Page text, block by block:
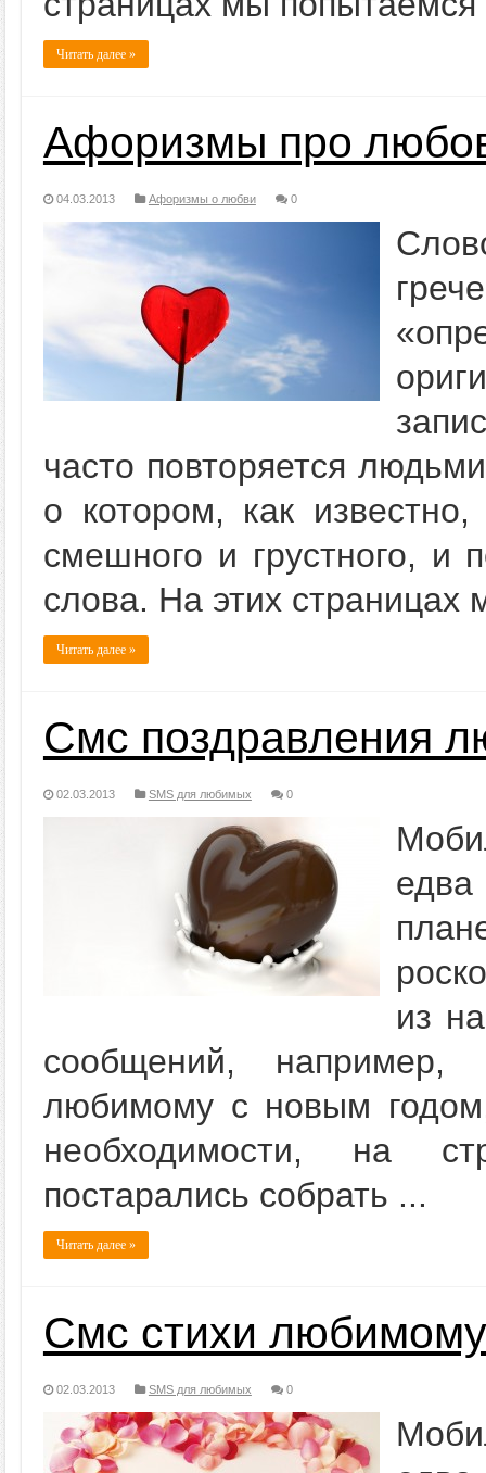
Читать далее »
Афоризмы про
04.03.2013 Афоризмы о любви 0
часто повторяется
о котором, как
смешного и грустного, и
слова. На этих
Читать далее »
Смс поздравления
02.03.2013 SMS для любимых 0
из
сообщений, например,
любимому с новым
необходимости, на
постарались собрать ...
Читать далее »
Смс стихи
02.03.2013 SMS для любимых 0